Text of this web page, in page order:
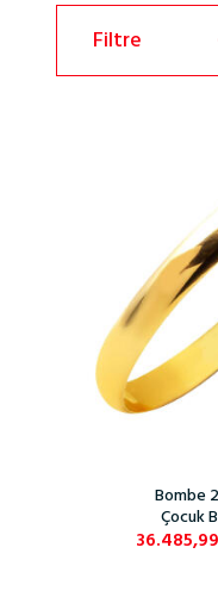
Filtre
Bombe
Çocuk
36.485,99